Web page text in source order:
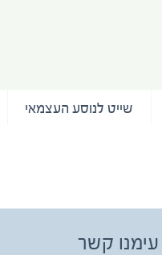
שייט לנוסע העצמאי
עימנו קשר